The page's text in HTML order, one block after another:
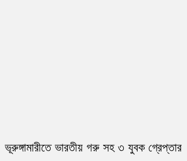
ভূরুঙ্গামারীতে ভারতীয় গরু সহ ৩ যুবক গ্রেপ্তার